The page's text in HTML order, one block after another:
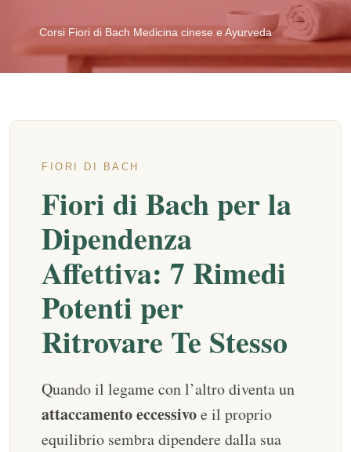
Corsi Fiori di Bach Medicina cinese e Ayurveda
FIORI DI BACH
Fiori di Bach per la
Dipendenza
Affettiva: 7 Rimedi
Potenti per
Ritrovare Te Stesso
Quando il legame con l’altro diventa un
attaccamento eccessivoe il proprio
equilibrio sembra dipendere dalla sua